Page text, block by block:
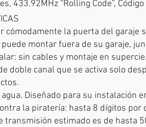
433.92MHz “Rolling Code”,
cómodamente la puerta del garaje
montar fuera de su garaje,
sin cables y montaje en
doble canal que se activa solo
agua. Diseñado para su instalación
la piratería: hasta 8 dígitos por
transmisión estimado es de hasta